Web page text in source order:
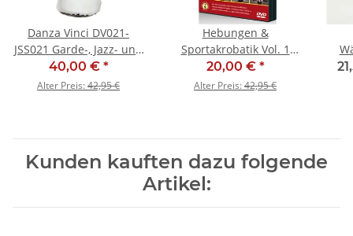
Danza Vinci DV021-
JSS021 Garde-, Jazz- und
Tanzstiefel - SALE
40,00 € *
Alter Preis:42,95 €
Hebungen &
Sportakrobatik Vol. 1
(Grundlagen) - SALE
20,00 € *
Alter Preis:42,95 €
Kunden kauften dazu folgende
Artikel: